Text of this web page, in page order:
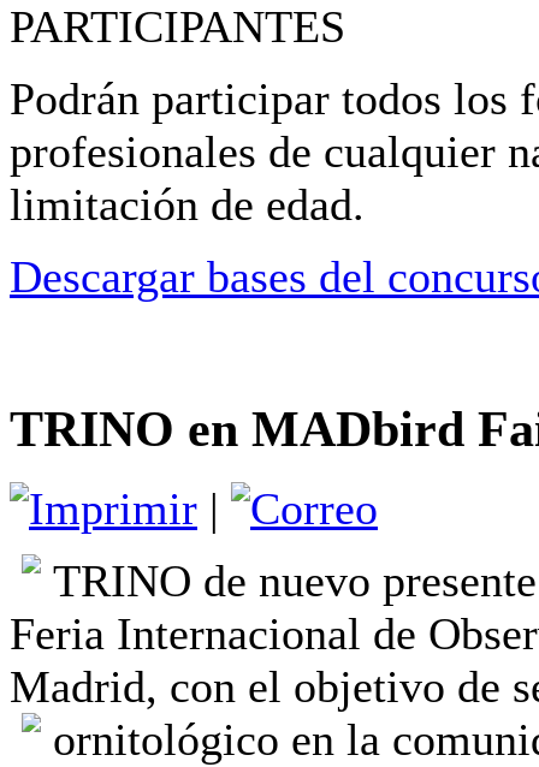
PARTICIPANTES
Podrán participar todos los
profesionales de cualquier
limitación de edad.
Descargar bases del
TRINO en MADbird
|
TRINO de nuevo
Feria Internacional de
Madrid, con el objetivo de
ornitológico en la